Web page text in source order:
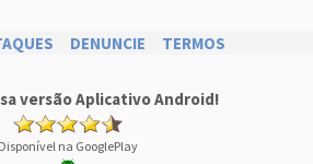
DENUNCIE TERMOS
versão Aplicativo Android!
Disponível na GooglePlay